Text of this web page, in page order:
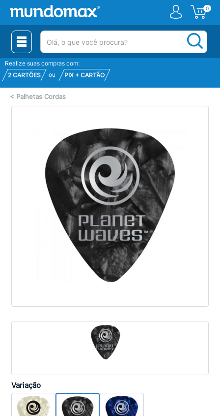
0
(pesquisar)
Realize suas compras com:
2 CARTÕES
ou PIX + CARTÃO
< Palhetas Cordas
Variação